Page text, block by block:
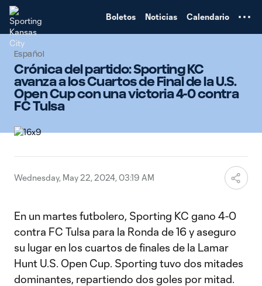
Boletos Noticias Calendario
Español
Crónica del partido: Sporting KC
avanza a los Cuartos de Final de la U.S.
Open Cup con una victoria 4-0 contra
FC Tulsa
Wednesday, May 22, 2024, 03:19 AM
En un martes futbolero, Sporting KC gano 4-0
contra FC Tulsa para la Ronda de 16 y aseguro
su lugar en los cuartos de finales de la Lamar
Hunt U.S. Open Cup. Sporting tuvo dos mitades
dominantes, repartiendo dos goles por mitad.